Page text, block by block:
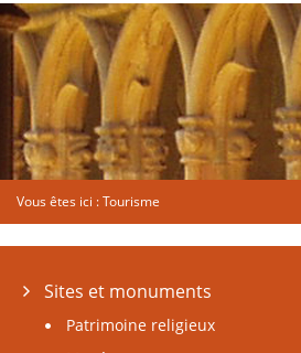
Vous êtes ici :Tourisme
Sites et monuments
Patrimoine religieux